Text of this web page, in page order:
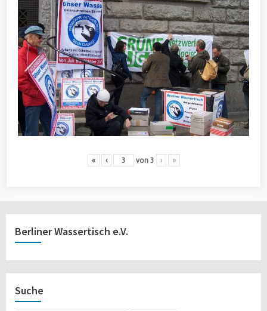
« ‹ von 3 › »
Berliner Wassertisch e.V.
Suche